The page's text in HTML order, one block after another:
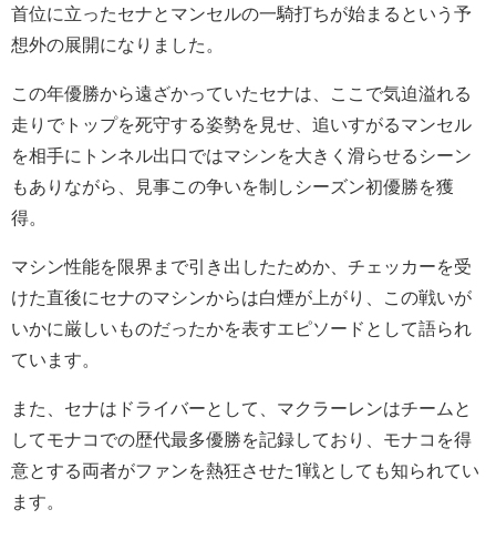
首位に立ったセナとマンセルの一騎打ちが始まるという予
想外の展開になりました。
この年優勝から遠ざかっていたセナは、ここで気迫溢れる
走りでトップを死守する姿勢を見せ、追いすがるマンセル
を相手にトンネル出口ではマシンを大きく滑らせるシーン
もありながら、見事この争いを制しシーズン初優勝を獲
得。
マシン性能を限界まで引き出したためか、チェッカーを受
けた直後にセナのマシンからは白煙が上がり、この戦いが
いかに厳しいものだったかを表すエピソードとして語られ
ています。
また、セナはドライバーとして、マクラーレンはチームと
してモナコでの歴代最多優勝を記録しており、モナコを得
意とする両者がファンを熱狂させた1戦としても知られてい
ます。